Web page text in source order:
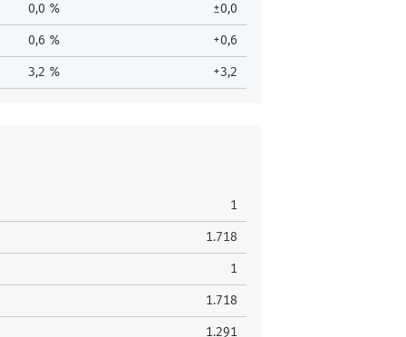
0,0 % ±0,0
0,6 % +0,6
3,2 % +3,2
1
1.718
1
1.718
1.291